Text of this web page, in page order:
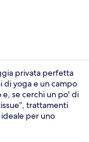
privata perfetta
di yoga e un campo
se cerchi un po' di
trattamenti
per uno